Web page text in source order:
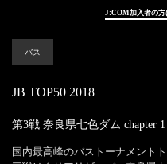
J:COM加入者の方
バス
JB TOP50 2018
第3戦 奈良県七色ダム chapter 1
国内最高峰のバストーナメント